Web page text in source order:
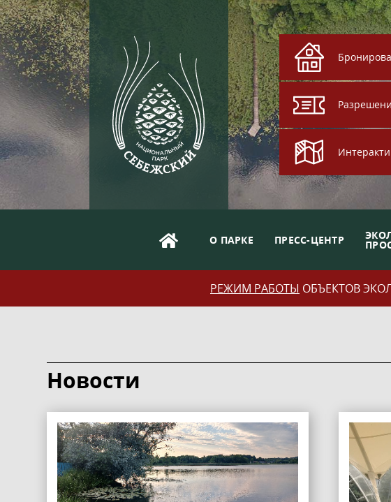
О ПАРКЕ ПРЕСС-ЦЕНТР
РЕЖИМ РАБОТЫ ОБЪЕКТОВ
Новости